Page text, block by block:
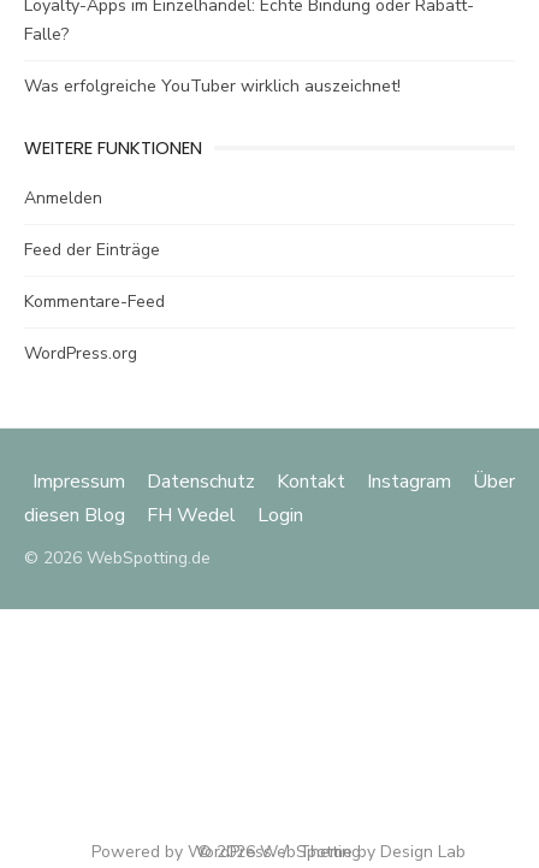
Loyalty-Apps im Einzelhandel: Echte Bindung oder Rabatt-
Falle?
Was erfolgreiche YouTuber wirklich auszeichnet!
WEITERE FUNKTIONEN
Anmelden
Feed der Einträge
Kommentare-Feed
WordPress.org
Impressum Datenschutz Kontakt Instagram
Über
diesen Blog
FH Wedel Login
© 2026 WebSpotting.de
© 2026 WebSpotting
Powered by WordPress / Theme by Design Lab